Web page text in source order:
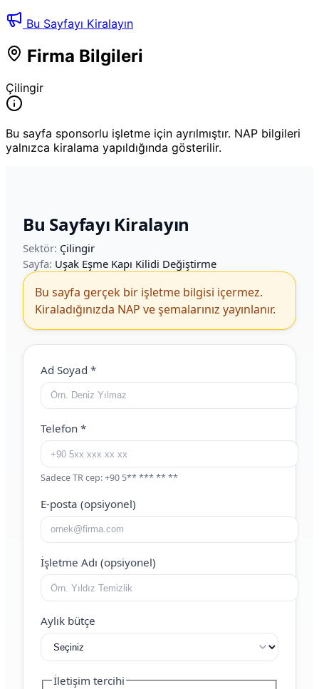
Bu Sayfayı Kiralayın
Firma Bilgileri
Çilingir
Bu sayfa sponsorlu işletme için ayrılmıştır. NAP bilgileri
yalnızca kiralama yapıldığında gösterilir.
Bu Sayfayı Kiralayın
Sektör: Çilingir
Sayfa: Uşak Eşme Kapı Kilidi Değiştirme
Bu sayfa gerçek bir işletme bilgisi içermez.
Kiraladığınızda NAP ve şemalarınız yayınlanır.
Web Site (boş bırakın)
Ad Soyad *
Telefon *
Sadece TR cep: +90 5** *** ** **
E-posta (opsiyonel)
İşletme Adı (opsiyonel)
Aylık bütçe
İletişim tercihi